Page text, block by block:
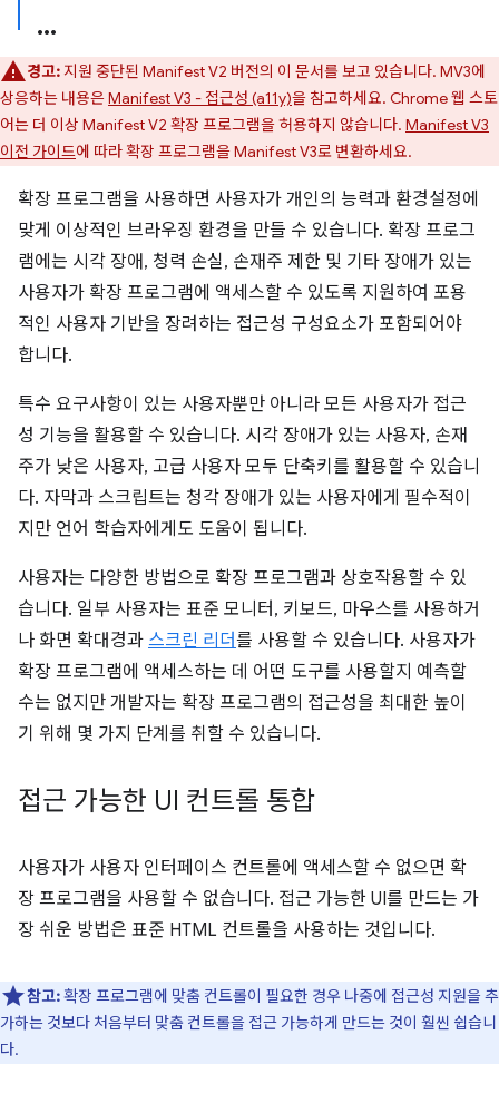
경고:지원 중단된 Manifest V2 버전의 이 문서를 보고 있습니다. MV3에
상응하는 내용은Manifest V3 - 접근성 (a11y)을 참고하세요. Chrome 웹 스토
어는 더 이상 Manifest V2 확장 프로그램을 허용하지 않습니다. Manifest V3
이전 가이드에 따라 확장 프로그램을 Manifest V3로 변환하세요.
확장 프로그램을 사용하면 사용자가 개인의 능력과 환경설정에
맞게 이상적인 브라우징 환경을 만들 수 있습니다. 확장 프로그
램에는 시각 장애, 청력 손실, 손재주 제한 및 기타 장애가 있는
사용자가 확장 프로그램에 액세스할 수 있도록 지원하여 포용
적인 사용자 기반을 장려하는 접근성 구성요소가 포함되어야
합니다.
특수 요구사항이 있는 사용자뿐만 아니라 모든 사용자가 접근
성 기능을 활용할 수 있습니다. 시각 장애가 있는 사용자, 손재
주가 낮은 사용자, 고급 사용자 모두 단축키를 활용할 수 있습니
다. 자막과 스크립트는 청각 장애가 있는 사용자에게 필수적이
지만 언어 학습자에게도 도움이 됩니다.
사용자는 다양한 방법으로 확장 프로그램과 상호작용할 수 있
습니다. 일부 사용자는 표준 모니터, 키보드, 마우스를 사용하거
나 화면 확대경과 스크린 리더를 사용할 수 있습니다. 사용자가
확장 프로그램에 액세스하는 데 어떤 도구를 사용할지 예측할
수는 없지만 개발자는 확장 프로그램의 접근성을 최대한 높이
기 위해 몇 가지 단계를 취할 수 있습니다.
접근 가능한 UI 컨트롤 통합
사용자가 사용자 인터페이스 컨트롤에 액세스할 수 없으면 확
장 프로그램을 사용할 수 없습니다. 접근 가능한 UI를 만드는 가
장 쉬운 방법은 표준 HTML 컨트롤을 사용하는 것입니다.
참고:확장 프로그램에 맞춤 컨트롤이 필요한 경우 나중에 접근성 지원을 추
가하는 것보다 처음부터 맞춤 컨트롤을 접근 가능하게 만드는 것이 훨씬 쉽습니
다.